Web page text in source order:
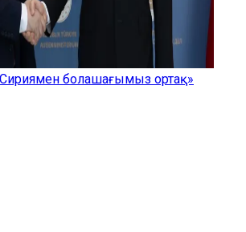
болашағымыз ортақ»